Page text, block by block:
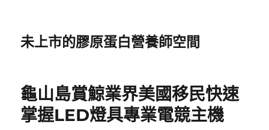
未上市的膠原蛋白營養師空間
龜山島賞鯨業界美國移民快速
掌握LED燈具專業電競主機